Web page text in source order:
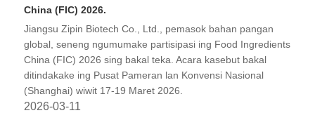
China (FIC) 2026.
Jiangsu Zipin Biotech Co., Ltd., pemasok bahan pangan
global, seneng ngumumake partisipasi ing Food Ingredients
China (FIC) 2026 sing bakal teka. Acara kasebut bakal
ditindakake ing Pusat Pameran lan Konvensi Nasional
(Shanghai) wiwit 17-19 Maret 2026.
2026-03-11